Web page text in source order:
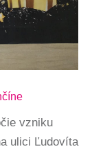
vzniku
ulici Ľudovíta